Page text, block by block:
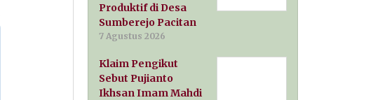
Produktif di Desa
Sumberejo Pacitan
7 Agustus 2026
Klaim Pengikut
Sebut Pujianto
Ikhsan Imam Mahdi